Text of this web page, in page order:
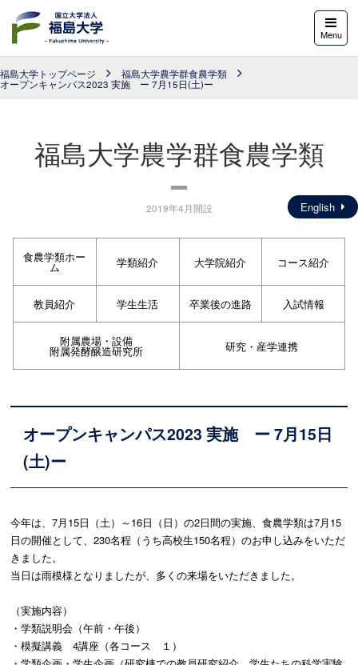
Menu
福島大学トップページ
福島大学農学群食農学類
オープンキャンパス2023 実施 ー 7月15日(土)ー
福島大学農学群食農学類
2019年4月開設 English
食農学類ホー
ム 学類紹介 大学院紹介 コース紹介
教員紹介 学生生活 卒業後の進路 入試情報
附属農場・設備
附属発酵醸造研究所 研究・産学連携
オープンキャンパス2023 実施 ー 7月15日
(土)ー
今年は、7月15日（土）～16日（日）の2日間の実施、食農学類は7月15
日の開催として、230名程（うち高校生150名程）のお申し込みをいただ
きました。
当日は雨模様となりましたが、多くの来場をいただきました。
（実施内容）
・学類説明会（午前・午後）
・模擬講義 4講座（各コース １）